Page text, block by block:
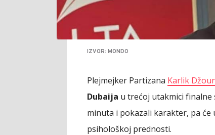
IZVOR: MONDO
Plejmejker Partizana Karlik
Dubaija u trećoj utakmici finalne
minuta i pokazali karakter, pa
psihološkoj prednosti.